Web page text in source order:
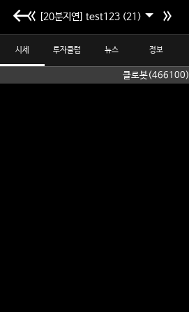
[20분지연] test123 (21)
시세 투자클럽 뉴스 정보
클로봇(466100)